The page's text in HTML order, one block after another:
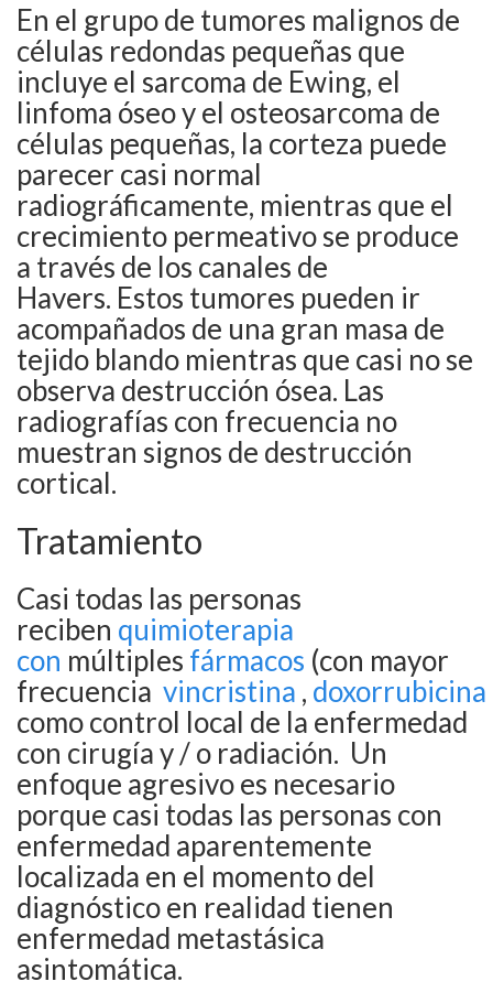
En el grupo de tumores malignos de
células redondas pequeñas que
incluye el sarcoma de Ewing, el
linfoma óseo y el osteosarcoma de
células pequeñas, la corteza puede
parecer casi normal
radiográficamente, mientras que el
crecimiento permeativo se produce
a través de los canales de
Havers. Estos tumores pueden ir
acompañados de una gran masa de
tejido blando mientras que casi no se
observa destrucción ósea. Las
radiografías con frecuencia no
muestran signos de destrucción
cortical.
Tratamiento
Casi todas las personas
reciben quimioterapia
con múltiples fármacos (con mayor
frecuencia vincristina , doxorrubicina
como control local de la enfermedad
con cirugía y / o radiación. Un
enfoque agresivo es necesario
porque casi todas las personas con
enfermedad aparentemente
localizada en el momento del
diagnóstico en realidad tienen
enfermedad metastásica
asintomática.